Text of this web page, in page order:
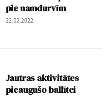
pie namdurvīm
22.02.2022.
Jautras aktivitātes
pieaugušo ballītei